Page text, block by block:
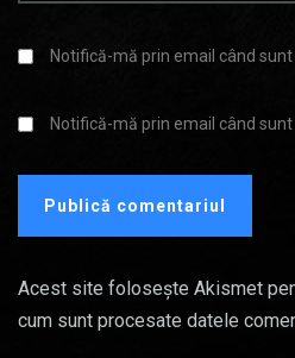
Notifică-mă prin email când
Notifică-mă prin email când sunt
Acest site folosește Akismet
cum sunt procesate datele